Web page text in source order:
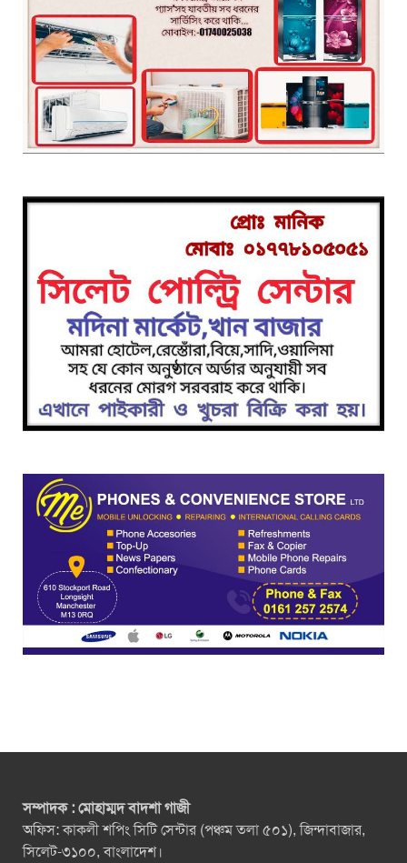
সম্পাদক : মোহাম্মদ বাদশা গাজী
অফিস: কাকলী শপিং সিটি সেন্টার (পঞ্চম তলা ৫০১), জিন্দাবাজার,
সিলেট-৩১০০, বাংলাদেশ।